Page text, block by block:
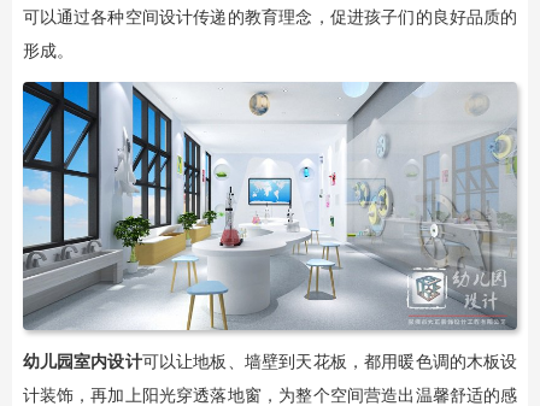
可以通过各种空间设计传递的教育理念，促进孩子们的良好品质的
形成。
幼儿园室内设计可以让地板、墙壁到天花板，都用暖色调的木板设
计装饰，再加上阳光穿透落地窗，为整个空间营造出温馨舒适的感